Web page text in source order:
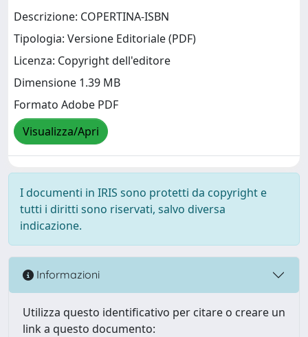
Descrizione: COPERTINA-ISBN
Tipologia: Versione Editoriale (PDF)
Licenza: Copyright dell'editore
Dimensione 1.39 MB
Formato Adobe PDF
Visualizza/Apri
I documenti in IRIS sono protetti da copyright e
tutti i diritti sono riservati, salvo diversa
indicazione.
Informazioni
Utilizza questo identificativo per citare o creare un
link a questo documento: